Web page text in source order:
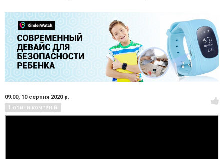
09:00, 10 серпня 2020 р.
Новини компаній